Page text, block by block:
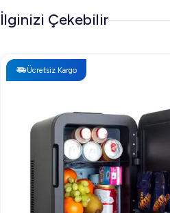
İlginizi Çekebilir
Ücretsiz Kargo